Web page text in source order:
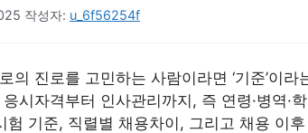
작성자: u_6f56254f
의 진로를 고민하는 사람이라면 ‘기준’이
시자격부터 인사관리까지, 즉 연령·병역·
험 기준, 직렬별 채용차이, 그리고 채용 이